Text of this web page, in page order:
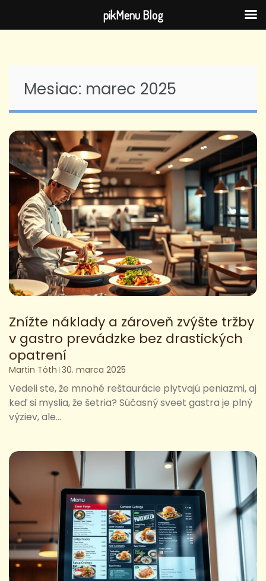
Mesiac: marec 2025
Znížte náklady a zároveň zvýšte tržby
v gastro prevádzke bez drastických
opatrení
Martin Tóth 30. marca 2025
Vedeli ste, že mnohé reštaurácie plytvajú peniazmi, aj
keď si myslia, že šetria? Súčasný sveet gastra je plný
výziev, ale...
pikMenu Blog